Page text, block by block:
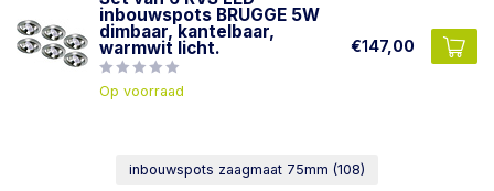
inbouwspots BRUGGE 5W
dimbaar, kantelbaar,
warmwit licht.
Op voorraad
€147,00
inbouwspots zaagmaat 75mm (108)